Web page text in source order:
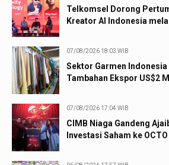
Telkomsel Dorong
Kreator AI Indonesia
07/08/2026 18:03 WIB
Sektor Garmen Indonesia
Tambahan Ekspor US$2
07/08/2026 17:04 WIB
CIMB Niaga Gandeng
Investasi Saham ke